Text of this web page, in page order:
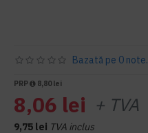
Bazată pe 0 note.
PRP 8,80 lei
8,06 lei + TVA
9,75 lei TVA inclus